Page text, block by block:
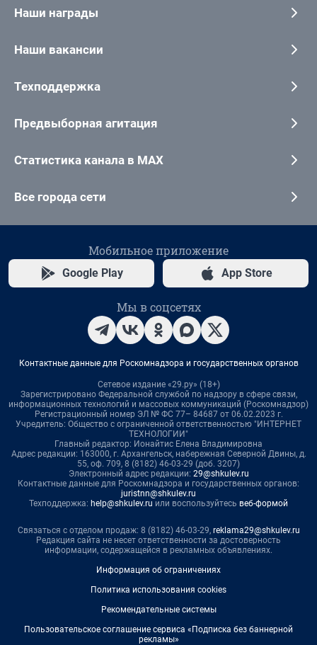
Наши награды
Наши вакансии
Техподдержка
Предвыборная агитация
Статистика канала в MAX
Все города сети
Мобильное приложение
Google Play App Store
Мы в соцсетях
Контактные данные для Роскомнадзора и государственных органов
Сетевое издание «29.ру» (18+)
Зарегистрировано Федеральной службой по надзору в сфере связи,
информационных технологий и массовых коммуникаций (Роскомнадзор)
Регистрационный номер ЭЛ № ФС 77– 84687 от 06.02.2023 г.
Учредитель: Общество с ограниченной ответственностью "ИНТЕРНЕТ
ТЕХНОЛОГИИ"
Главный редактор: Ионайтис Елена Владимировна
Адрес редакции: 163000, г. Архангельск, набережная Северной Двины, д.
55, оф. 709, 8 (8182) 46-03-29 (доб. 3207)
Электронный адрес редакции: 29@shkulev.ru
Контактные данные для Роскомнадзора и государственных органов:
juristnn@shkulev.ru
Техподдержка: help@shkulev.ru или воспользуйтесь веб-формой
Связаться с отделом продаж: 8 (8182) 46-03-29, reklama29@shkulev.ru
Редакция сайта не несет ответственности за достоверность
информации, содержащейся в рекламных объявлениях.
Информация об ограничениях
Политика использования cookies
Рекомендательные системы
Пользовательское соглашение сервиса «Подписка без баннерной
рекламы»